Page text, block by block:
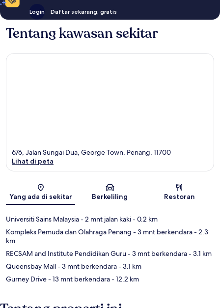
Login Daftar sekarang, gratis
Tentang kawasan sekitar
Peta
676, Jalan Sungai Dua, George Town, Penang, 11700
Lihat di peta
Yang ada di sekitar Berkeliling Restoran
Universiti Sains Malaysia- 2 mnt jalan kaki- 0.2 km
Kompleks Pemuda dan Olahraga Penang - 3 mnt berkendara- 2.3
km
RECSAM and Institute Pendidikan Guru- 3 mnt berkendara- 3.1 km
Queensbay Mall- 3 mnt berkendara- 3.1 km
Gurney Drive- 13 mnt berkendara- 12.2 km